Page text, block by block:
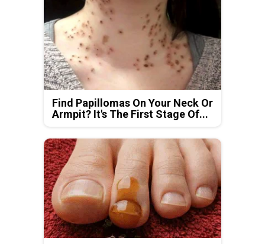
Find Papillomas On Your Neck Or
Armpit? It's The First Stage Of...